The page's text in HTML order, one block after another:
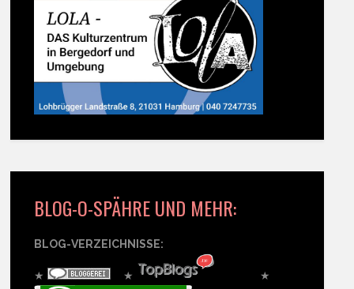
BLOG-O-SPÄHRE UND MEHR:
BLOG-VERZEICHNISSE:
★ ★ ★